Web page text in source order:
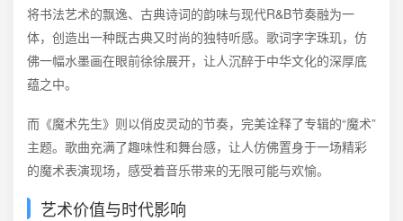
将书法艺术的飘逸、古典诗词的韵味与现代R&B节奏融为一
体，创造出一种既古典又时尚的独特听感。歌词字字珠玑，仿
佛一幅水墨画在眼前徐徐展开，让人沉醉于中华文化的深厚底
蕴之中。
而《魔术先生》则以俏皮灵动的节奏，完美诠释了专辑的“魔术”
主题。歌曲充满了趣味性和舞台感，让人仿佛置身于一场精彩
的魔术表演现场，感受着音乐带来的无限可能与欢愉。
艺术价值与时代影响